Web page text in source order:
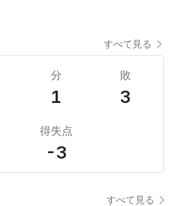
すべて見る
分
1
敗
3
得失点
-3
すべて見る